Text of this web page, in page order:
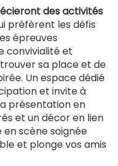
des activités
préfèrent les défis
épreuves
convivialité et
sa place et de
Un espace dédié
et invite à
présentation en
et un décor en lien
en scène soignée
et plonge vos amis